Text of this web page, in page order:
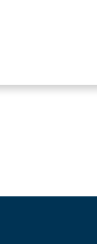
adeguatamente
dei servizi di
Lombardia.